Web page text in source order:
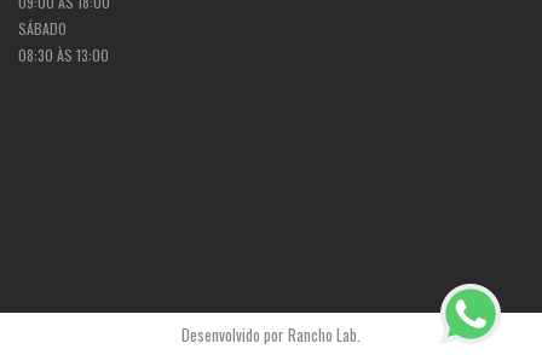
09:00 ÀS 18:00
SÁBADO
08:30 ÀS 13:00
Desenvolvido por Rancho Lab.